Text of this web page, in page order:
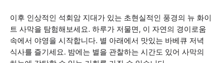
이후 인상적인 석회암 지대가 있는 초현실적인 풍경의 뉴 화이
트 사막을 탐험해보세요. 하루가 저물면, 이 자연의 경이로움
속에서 야영을 시작합니다. 별 아래에서 맛있는 바베큐 저녁
식사를 즐기세요. 밤에는 별을 관찰하는 시간도 있어 사막의